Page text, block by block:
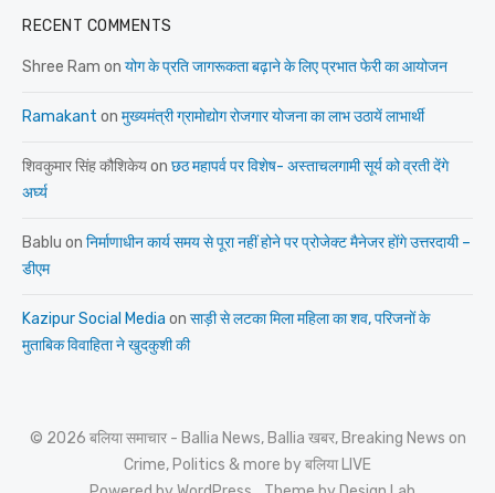
RECENT COMMENTS
Shree Ram on योग के प्रति जागरूकता बढ़ाने के लिए प्रभात फेरी का आयोजन
Ramakant on मुख्यमंत्री ग्रामोद्योग रोजगार योजना का लाभ उठायें लाभार्थी
शिवकुमार सिंह कौशिकेयon छठ महापर्व पर विशेष- अस्ताचलगामी सूर्य को व्रती देंगे
अर्घ्य
Bablu on निर्माणाधीन कार्य समय से पूरा नहीं होने पर प्रोजेक्ट मैनेजर होंगे उत्तरदायी –
डीएम
Kazipur Social Media on साड़ी से लटका मिला महिला का शव, परिजनों के
मुताबिक विवाहिता ने खुदकुशी की
© 2026 बलिया समाचार - Ballia News, Ballia खबर, Breaking News on
Crime, Politics & more by बलिया LIVE